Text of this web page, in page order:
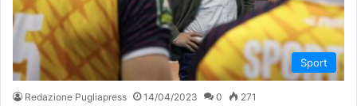
Sport
Redazione Pugliapress 14/04/2023 0 271